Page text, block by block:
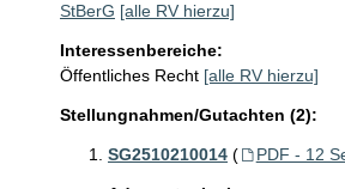
StBerG [alle RV hierzu]
Interessenbereiche:
Öffentliches Recht [alle RV hierzu]
Stellungnahmen/Gutachten (2):
SG2510210014 ( PDF - 12